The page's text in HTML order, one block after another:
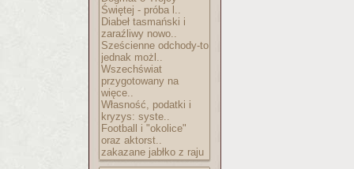
Świętej - próba l..
Diabeł tasmański i
zaraźliwy nowo..
Sześcienne odchody-to
jednak możl..
Wszechświat
przygotowany na
więce..
Własność, podatki i
kryzys: syste..
Football i "okolice"
oraz aktorst..
zakazane jabłko z raju